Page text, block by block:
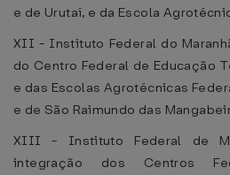
e de Urutaí, e da Escola
XII - Instituto Federal do
do Centro Federal de Educação
e das Escolas Agrotécnicas
e de São Raimundo das
XIII - Instituto Federal de
integração dos Centros